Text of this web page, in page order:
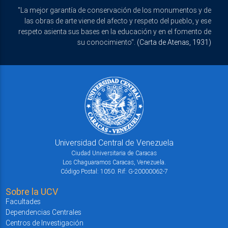
"La mejor garantía de conservación de los monumentos y de
las obras de arte viene del afecto y respeto del pueblo, y ese
respeto asienta sus bases en la educación y en el fomento de
su conocimiento". (Carta de Atenas, 1931)
Universidad Central de Venezuela
Ciudad Universitaria de Caracas
Los Chaguaramos Caracas, Venezuela.
Código Postal: 1050. Rif: G-20000062-7
Sobre la UCV
Facultades
Dependencias Centrales
Centros de Investigación